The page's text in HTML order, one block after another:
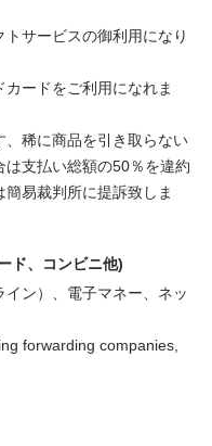
サービスの御利用になり
カードをご利用になれま
稀に商品を引き取らない
支払い総額の50％を違約
易裁判所に提訴致しま
ド、コンビニ他)
ン）、電子マネー、ネッ
forwarding companies,